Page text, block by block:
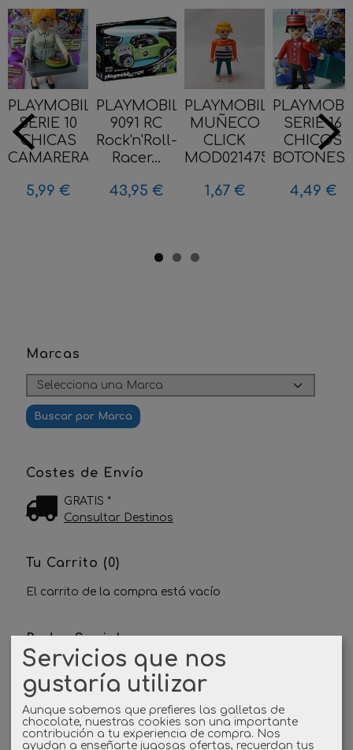
Marcas
Costes de Envío
GRATIS *
Consultar Destinos
Tu Carrito (0)
El carrito de la compra está vacío
Redes Sociales
Twitter
Linkedin
PLAYMOBIL
SERIE 10
CHICAS
CAMARERA
5,99 €
PLAYMOBIL
9091 RC
Rock'n'Roll-
Racer...
43,95 €
PLAYMOBIL
MUÑECO
CLICK
MOD021475
1,67 €
SERIE 16
CHICOS
4,49 €
Servicios que nos
gustaría utilizar
Aunque sabemos que prefieres las galletas de
chocolate, nuestras cookies son una importante
contribución a tu experiencia de compra. Nos
ayudan a enseñarte jugosas ofertas, recuerdan tus